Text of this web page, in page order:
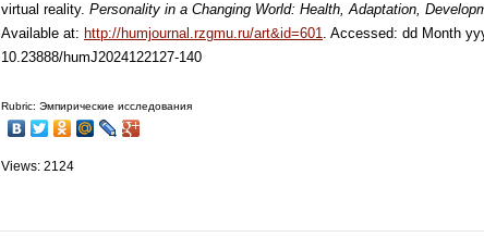
virtual reality. Personality in a Changing World: Health, Adaptation,
Available at: http://humjournal.rzgmu.ru/art&id=601. Accessed: dd Month
10.23888/humJ2024122127-140
Rubric: Эмпирические исследования
Views: 2124